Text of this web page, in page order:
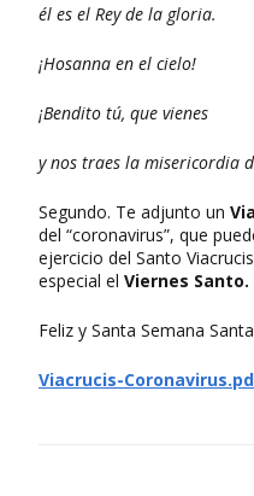
él es el Rey de la gloria.
¡Hosanna en el cielo!
¡Bendito tú, que vienes
y nos traes la misericordia
Segundo. Te adjunto un
del “coronavirus”, que
ejercicio del Santo
especial el Viernes Santo.
Feliz y Santa Semana
Viacrucis-